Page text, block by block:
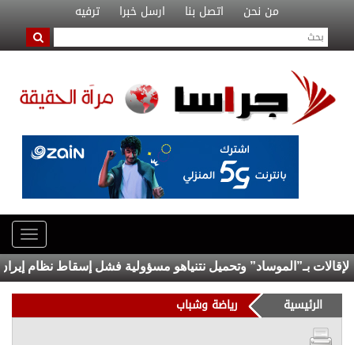
من نحن اتصل بنا ارسل خبرا ترفيه
بـ”الموساد” وتحميل نتنياهو مسؤولية فشل إسقاط نظام إيران
الرئيسية رياضة وشباب